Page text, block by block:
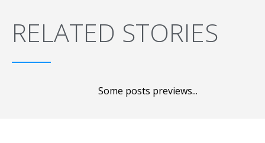
RELATED STORIES
Some posts previews...